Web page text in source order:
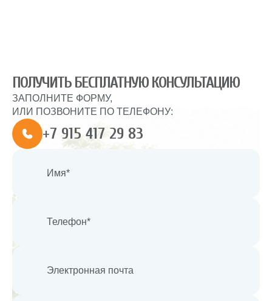
ПОЛУЧИТЬ БЕСПЛАТНУЮ КОНСУЛЬТАЦИЮ
ЗАПОЛНИТЕ ФОРМУ,
ИЛИ ПОЗВОНИТЕ ПО ТЕЛЕФОНУ:
+7 915 417 29 83